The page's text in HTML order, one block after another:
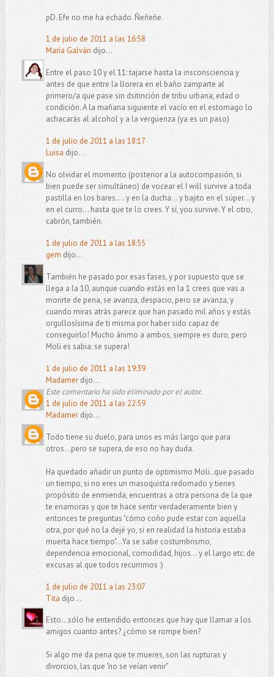
pD. Efe no me ha echado. Ñeñeñe.
1 de julio de 2011 a las 16:58
María Galván dijo...
Entre el paso 10 y el 11: tajarse hasta la insconsciencia y
antes de que entre la llorera en el baño zamparte al
primero/a que pase sin dsitinción de tribu urbana, edad o
condición. A la mañana siguiente el vacío en el estomago lo
achacarás al alcohol y a la vergüenza (ya es un paso)
1 de julio de 2011 a las 18:17
Luisa dijo...
No olvidar el momento (posterior a la autocompasión, si
bien puede ser simultáneo) de vocear el I will survive a toda
pastilla en los bares.... y en la ducha... y bajito en el súper... y
en el curro... hasta que te lo crees. Y sí, you survive. Y el otro,
cabrón, también.
1 de julio de 2011 a las 18:55
gem dijo...
También he pasado por esas fases, y por supuesto que se
llega a la 10, aunque cuando estás en la 1 crees que vas a
morirte de pena, se avanza, despacio, pero se avanza, y
cuando miras atrás parece que han pasado mil años y estás
orgullosísima de ti misma por haber sido capaz de
conseguirlo! Mucho ánimo a ambos, siempre es duro, pero
Moli es sabia: se supera!
1 de julio de 2011 a las 19:39
Madamerdijo...
Este comentario ha sido eliminado por el autor.
1 de julio de 2011 a las 22:59
Madamerdijo...
Todo tiene su duelo, para unos es más largo que para
otros...pero se supera, de eso no hay duda.
Ha quedado añadir un punto de optimismo Moli..que pasado
un tiempo, si no eres un masoquista redomado y tienes
propósito de enmienda, encuentras a otra persona de la que
te enamoras y que te hace sentir verdaderamente bien y
entonces te preguntas "cómo coño pude estar con aquella
otra, por qué no la dejé yo, si en realidad la historia estaba
muerta hace tiempo"...Ya se sabe costumbrismo,
dependencia emocional, comodidad, hijos... y el largo etc. de
excusas al que todos recurrimos :)
1 de julio de 2011 a las 23:07
Tita dijo...
Esto...sólo he entendido entonces que hay que llamar a los
amigos cuanto antes? ¿cómo se rompe bien?
Si algo me da pena que te mueres, son las rupturas y
divorcios, las que "no se veían venir"